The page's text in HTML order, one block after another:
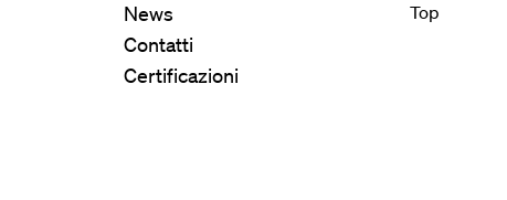
News
Contatti
Certificazioni
Top